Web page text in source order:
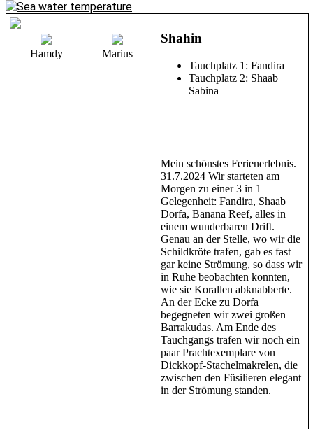
Hamdy Marius
Shahin
Tauchplatz 1: Fandira
Tauchplatz 2: Shaab
Sabina
Mein schönstes Ferienerlebnis.
31.7.2024 Wir starteten am
Morgen zu einer 3 in 1
Gelegenheit: Fandira, Shaab
Dorfa, Banana Reef, alles in
einem wunderbaren Drift.
Genau an der Stelle, wo wir die
Schildkröte trafen, gab es fast
gar keine Strömung, so dass wir
in Ruhe beobachten konnten,
wie sie Korallen abknabberte.
An der Ecke zu Dorfa
begegneten wir zwei großen
Barrakudas. Am Ende des
Tauchgangs trafen wir noch ein
paar Prachtexemplare von
Dickkopf-Stachelmakrelen, die
zwischen den Füsilieren elegant
in der Strömung standen.